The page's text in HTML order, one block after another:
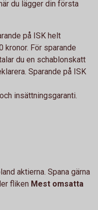
du lägger din första
på ISK helt
För sparande
du en schablonskatt
Sparande på ISK
insättningsgaranti.
aktierna. Spana gärna
fliken Mest omsatta